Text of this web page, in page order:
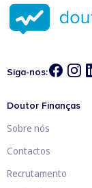
Siga-nos:
Doutor Finanças
Sobre nós
Contactos
Recrutamento